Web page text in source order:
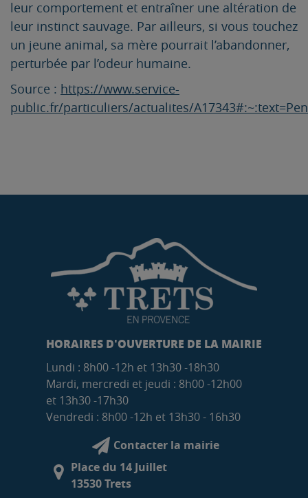
leur comportement et entraîner une altération de
leur instinct sauvage. Par ailleurs, si vous touchez
un jeune animal, sa mère pourrait l’abandonner,
perturbée par l’odeur humaine.
Source : https://www.service-
public.fr/particuliers/actualites/
HORAIRES D'OUVERTURE DE LA MAIRIE
Lundi : 8h00 -12h et 13h30 -18h30
Mardi, mercredi et jeudi : 8h00 -12h00
et 13h30 -17h30
Vendredi : 8h00 -12h et 13h30 - 16h30
Contacter la mairie
Place du 14 Juillet
13530 Trets